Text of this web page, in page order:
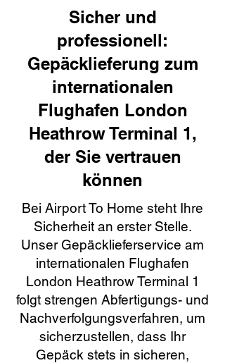
Sicher und
professionell:
Gepäcklieferung zum
internationalen
Flughafen London
Heathrow Terminal 1,
der Sie vertrauen
können
Bei Airport To Home steht Ihre
Sicherheit an erster Stelle.
Unser Gepäcklieferservice am
internationalen Flughafen
London Heathrow Terminal 1
folgt strengen Abfertigungs- und
Nachverfolgungsverfahren, um
sicherzustellen, dass Ihr
Gepäck stets in sicheren,